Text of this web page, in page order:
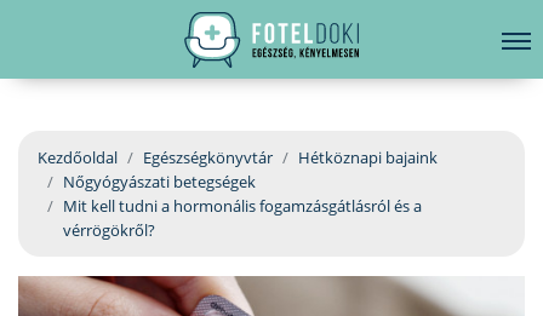
EGÉSZSÉGKÖNYVTÁR
BETEGSÉGKALAUZ
ÜGYELETKERESŐ
ORVOS VÁLASZOL
hirdetés
Kezdőoldal Egészségkönyvtár
Hétköznapi bajaink
Nőgyógyászati betegségek
Mit kell tudni a hormonális fogamzásgátlásról és a
vérrögökről?